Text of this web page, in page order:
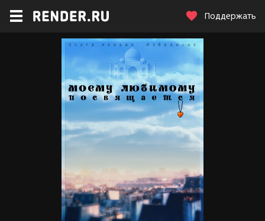
Поддержать